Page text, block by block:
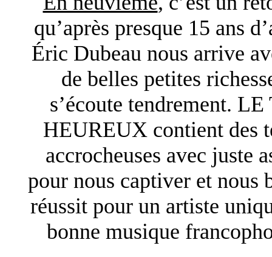
qu’après presque 15 ans
Éric Dubeau nous arrive
de belles petites
s’écoute tendrement.
HEUREUX contient des
accrocheuses avec juste
pour nous captiver et nous
réussit pour un artiste
bonne musique